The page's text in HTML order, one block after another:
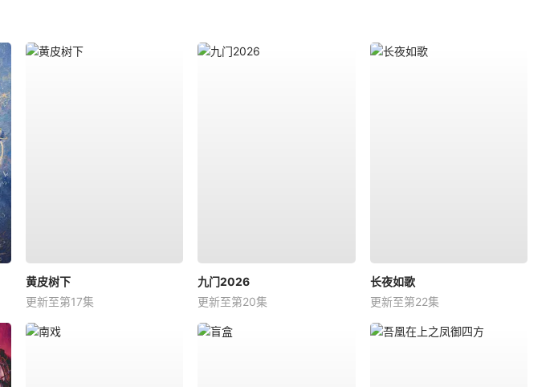
黄皮树下
更新至第17集
九门2026
更新至第20集
长夜如歌
更新至第22集